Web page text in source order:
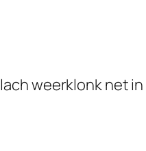
weerklonk net